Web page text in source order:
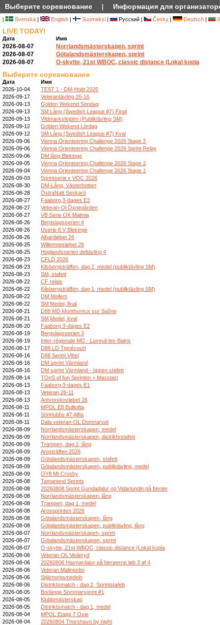
Выберите соревнование | Информация для
| Svenska | English | Suomeksi | Русский | Česky | Deutsch |
LIVE TODAY!
Дата Имя
2026-08-07
Norrlandsmästerskapen, sprint
2026-08-07
Götalandsmästerskapen, sprint
2026-08-07
O-skytte, 21st WBOC, classic distance (Lokal kopia
Выберите соревнование
Дата
Имя
2026-10-04
TEST 1 - DM-Hold 2026
2026-09-17
Veterantävling 26-16
2026-09-13
Golden Wekend Söndag
2026-09-13
SM Lång (Swedish League #7) Final
2026-09-13
Vildmarksfejden (Publiktävling SM)
2026-09-12
Golden Wekend Lördag
2026-09-12
SM Lång (Swedish League #7) Kval
2026-09-06
Vienna Orienteering Challenge 2026 Stage 3
2026-09-06
Vienna Orienteering Challenge 2026 Sprint Relay
2026-09-06
DM lång Blekinge
2026-09-05
Vienna Orienteering Challenge 2026 Stage 2
2026-09-04
Vienna Orienteering Challenge 2026 Stage 1
2026-09-03
Sprintserie x VOC 2026
2026-08-30
DM-Lång, Västerbotten
2026-08-28
ÖstraNatt Seskarö
2026-08-27
Faaborg 3-dages E3
2026-08-27
Veteran-Ol Öxnegården
2026-08-27
VB Serie OK Malmia
2026-08-26
Bergslagsserien 4
2026-08-26
Userie 6 V Blekinge
2026-08-26
Albaniløbet 26
2026-08-25
Willemoesløbet 26
2026-08-25
Höglandsserien deltävling 4
2026-08-23
CFLD 2026
2026-08-23
Kilsbergsträffen, dag 2, medel (publiktävling SM)
2026-08-23
SM, stafett
2026-08-22
CF relais
2026-08-22
Kilsbergsträffen, dag 1, medel (publiktävling SM)
2026-08-22
DM Mellem
2026-08-22
SM Medel, final
2026-08-21
D88 MD Monthureux sur Saône
2026-08-21
SM Medel, kval
2026-08-20
Faaborg 3-dages E2
2026-08-19
Bergslagsserien 3
2026-08-19
Inter-régionale MD - Luxeuil-les-Bains
2026-08-17
D88 LD Tignécourt
2026-08-16
D88 Sprint Vittel
2026-08-16
DM sprint Värmland
2026-08-16
DM sprint Värmland - öppen stafett
2026-08-14
TOnS of fun Sprinten + Masstart
2026-08-13
Faaborg 3-dages E1
2026-08-13
Veteran 26-11
2026-08-13
Antvorskovløbet 26
2026-08-11
MPOL E8 Bulltofta
2026-08-11
Sörklubbs #7 Alfta
2026-08-11
Dala veteran-OL Domnarvet
2026-08-09
Norrlandsmästerskapen, medel
2026-08-09
Norrlandsmästerskapen, distriktsstafett
2026-08-09
Trampen, dag 2, lång
2026-08-09
Arosträffen 2026
2026-08-09
Götalandsmästerskapen, stafett
2026-08-09
Götalandsmästerskapen, publiktävling, medel
2026-08-09
OY8 Mt Crosby
2026-08-08
Tamanend Sprints
2026-08-08
20260808 Sprint Gundadalur og Vidarlundin på færøe
2026-08-08
Norrlandsmästerskapen, lång
2026-08-08
Trampen, dag 1, medel
2026-08-08
Arossprinten 2026
2026-08-08
Götalandsmästerskapen, lång
2026-08-08
Götalandsmästerskapen, publiktävling, lång
2026-08-07
Norrlandsmästerskapen, sprint
2026-08-07
Götalandsmästerskapen, sprint
2026-08-07
O-skytte, 21st WBOC, classic distance (Lokal kopia
2026-08-06
Veteran-OL Vederyd
2026-08-06
20260806 Havnardalur på færøerne løb 3 af 4
2026-08-06
Veteran Malingsbo
2026-08-06
Stjärnorpsmedeln
2026-08-06
Distriktsmatch - dag 2, Sprintstafett
2026-08-05
Borlänge Sommarsprint #1
2026-08-05
Klubbmästerskap
2026-08-05
Distriktsmatch - dag 1, medel
2026-08-04
MPOL Etapp 7 Oxie
2026-08-04
20260804 Thorshavn by night